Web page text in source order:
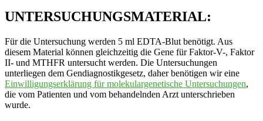
UNTERSUCHUNGSMATERIAL:
Für die Untersuchung werden 5 ml EDTA-Blut benötigt. Aus
diesem Material können gleichzeitig die Gene für Faktor-V-, Faktor
II- und MTHFR untersucht werden. Die Untersuchungen
unterliegen dem Gendiagnostikgesetz, daher benötigen wir eine
Einwilligungserklärung für molekulargenetische Untersuchungen,
die vom Patienten und vom behandelnden Arzt unterschrieben
wurde.